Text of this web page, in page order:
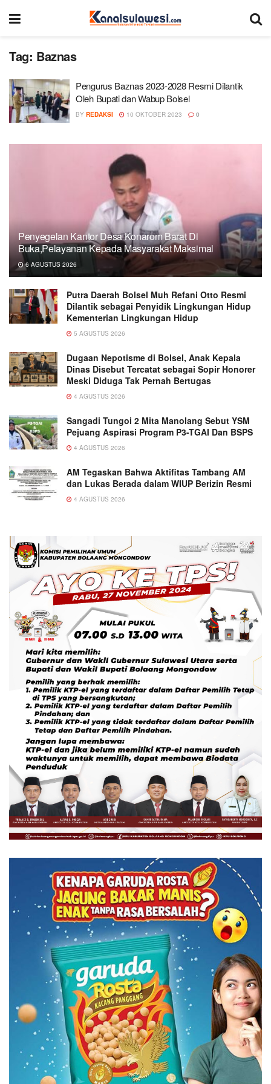
Tag: Baznas
Pengurus Baznas 2023-2028 Resmi Dilantik
Oleh Bupati dan Wabup Bolsel
BY REDAKSI 10 OKTOBER 2023 0
Penyegelan Kantor Desa Konarom Barat Di
Buka,Pelayanan Kepada Masyarakat Maksimal
6 AGUSTUS 2026
Putra Daerah Bolsel Muh Refani Otto Resmi
Dilantik sebagai Penyidik Lingkungan Hidup
Kementerian Lingkungan Hidup
5 AGUSTUS 2026
Dugaan Nepotisme di Bolsel, Anak Kepala
Dinas Disebut Tercatat sebagai Sopir Honorer
Meski Diduga Tak Pernah Bertugas
4 AGUSTUS 2026
Sangadi Tungoi 2 Mita Manolang Sebut YSM
Pejuang Aspirasi Program P3-TGAI Dan BSPS
4 AGUSTUS 2026
AM Tegaskan Bahwa Aktifitas Tambang AM
dan Lukas Berada dalam WIUP Berizin Resmi
4 AGUSTUS 2026